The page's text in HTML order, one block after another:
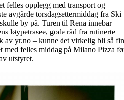
felles opplegg med transport og
avgårde torsdagsettermiddag fra Ski
by på. Turen til Rena innebar
løypetrasee, gode råd fra rutinerte
av yr.no – kunne det virkelig bli så
med felles middag på Milano Pizza
utstyret.